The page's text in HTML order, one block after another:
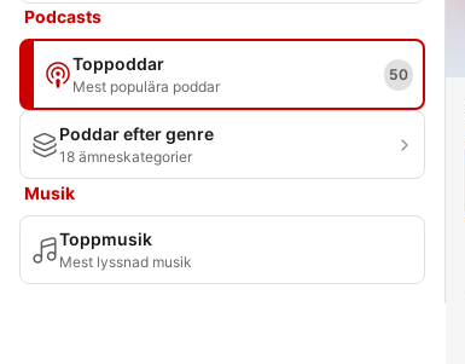
Podcasts
Toppoddar
Mest populära poddar
50
Poddar efter genre
18 ämneskategorier
Musik
Toppmusik
Mest lyssnad musik